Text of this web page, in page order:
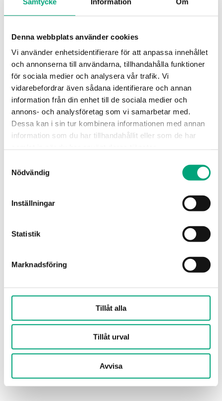
Denna webbplats använder cookies
Vi använder enhetsidentifierare för att anpassa innehållet
och annonserna till användarna, tillhandahålla funktioner
för sociala medier och analysera vår trafik. Vi
vidarebefordrar även sådana identifierare och annan
information från din enhet till de sociala medier och
annons- och analysföretag som vi samarbetar med.
Dessa kan i sin tur kombinera informationen med annan
information som du har tillhandahållit eller som de har
Nödvändig
Inställningar
Statistik
Marknadsföring
Tillåt alla
Tillåt urval
Avvisa
(BxHxD)
Vikt, inkl. förpackning
Typ av analoga ingångar
(AI)
PT1000,
0...50°C, 0...10 V
Typ av
(KI)
Digital input for
detector KG-A/1
utgångar (UO)
DO 24 V AC/1A,
AO 0...10 V/5mA
Noggrannhet,
±0.5 °K @ 15...30
Polycarbonate,
Mjukvara & dokumentation